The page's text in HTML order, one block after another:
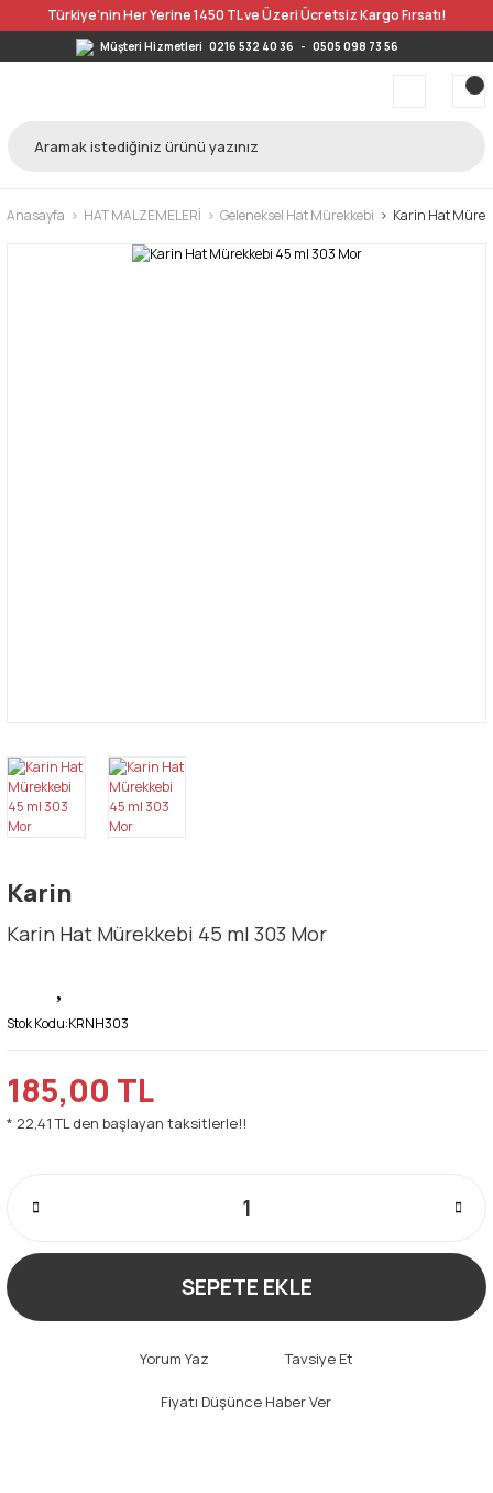
Türkiye’nin Her Yerine 1450 TL ve Üzeri Ücretsiz Kargo Fırsatı!
Müşteri Hizmetleri 0216 532 40 36 - 0505 098 73 56
Anasayfa HAT MALZEMELERİ Geleneksel Hat Mürekkebi Karin Hat
Karin
Karin Hat Mürekkebi 45 ml 303 Mor
Stok Kodu:KRNH303
185,00 TL
* 22,41 TL den başlayan taksitlerle!!
SEPETE EKLE
Yorum Yaz Tavsiye Et
Fiyatı Düşünce Haber Ver